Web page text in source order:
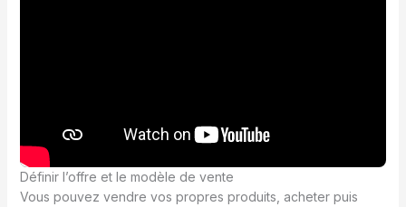
Définir l’offre et le modèle de vente
Vous pouvez vendre vos propres produits, acheter puis